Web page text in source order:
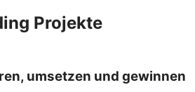
Projekte
umsetzen und gewinnen